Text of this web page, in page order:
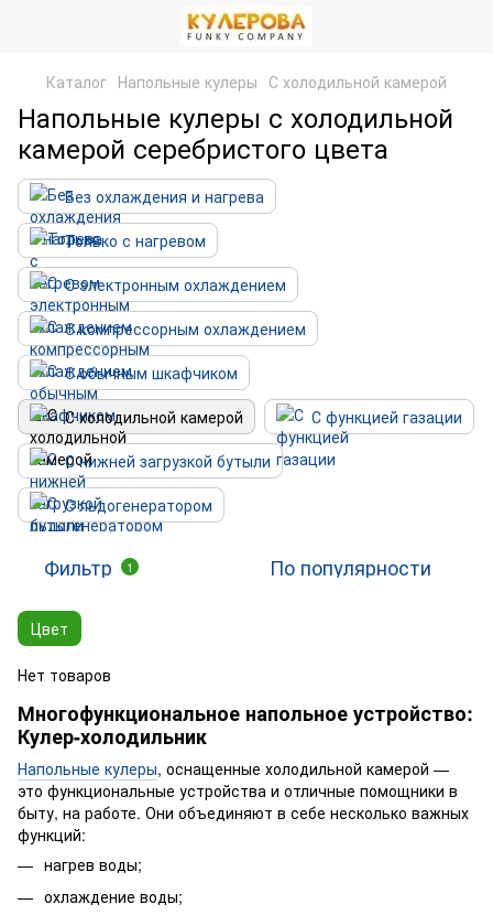
Каталог Напольные кулеры С холодильной камерой
Напольные кулеры с холодильной
камерой серебристого цвета
Без охлаждения и нагрева
Только с нагревом
С электронным охлаждением
С компрессорным охлаждением
С обычным шкафчиком
С холодильной камерой
С функцией газации
С нижней загрузкой бутыли
С льдогенератором
Фильтр 1 По популярности
Цвет
Нет товаров
Многофункциональное напольное устройство:
Кулер-холодильник
Напольные кулеры, оснащенные холодильной камерой —
это функциональные устройства и отличные помощники в
быту, на работе. Они объединяют в себе несколько важных
функций:
нагрев воды;
охлаждение воды;